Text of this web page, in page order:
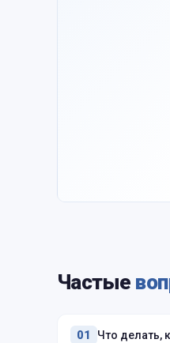
Частые
01 Что делать,